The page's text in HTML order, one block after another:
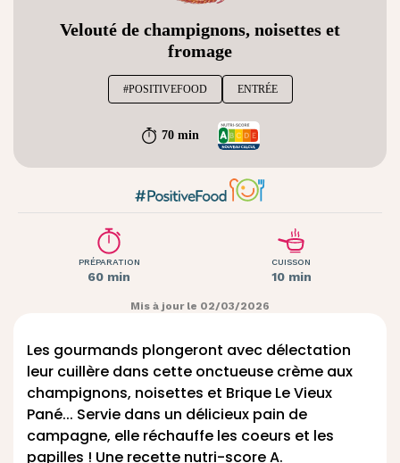
Velouté de champignons, noisettes et
fromage
#POSITIVEFOOD ENTRÉE
70 min
PRÉPARATION
60 min
CUISSON
10 min
Mis à jour le 02/03/2026
Les gourmands plongeront avec délectation
leur cuillère dans cette onctueuse crème aux
champignons, noisettes et Brique Le Vieux
Pané... Servie dans un délicieux pain de
campagne, elle réchauffe les coeurs et les
papilles ! Une recette nutri-score A.